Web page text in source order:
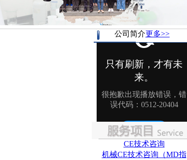
公司简介更多>>
CE技术咨询
机械CE技术咨询（MD指